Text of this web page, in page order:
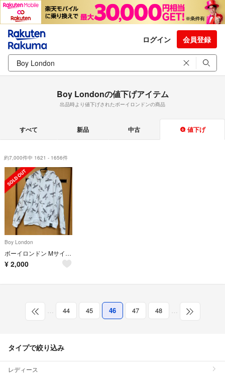
ログイン 会員登録
Boy Londonの値下げアイテム
出品時より値下げされたボーイロンドンの商品
すべて 新品 中古 値下げ
約7,000件中 1621 - 1656件
Boy London
ボーイロンドン Mサイズ パーカー
¥ 2,000
… 44 45 46 47 48 …
タイプで絞り込み
レディース